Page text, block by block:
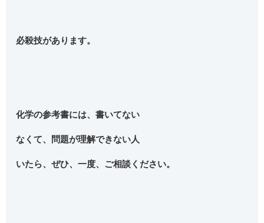
必殺技があります。
化学の参考書には、書いてない
なくて、問題が理解できない人
いたら、ぜひ、一度、ご相談ください。